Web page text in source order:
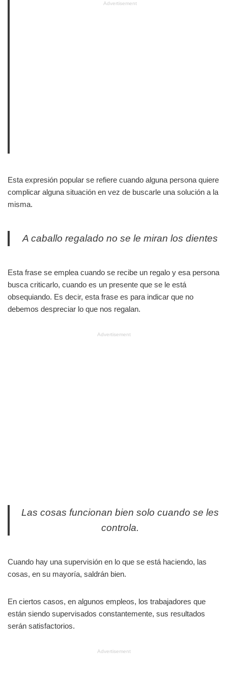
Advertisement
Esta expresión popular se refiere cuando alguna persona quiere
complicar alguna situación en vez de buscarle una solución a la
misma.
A caballo regalado no se le miran los dientes
Esta frase se emplea cuando se recibe un regalo y esa persona
busca criticarlo, cuando es un presente que se le está
obsequiando. Es decir, esta frase es para indicar que no
debemos despreciar lo que nos regalan.
Advertisement
Las cosas funcionan bien solo cuando se les
controla.
Cuando hay una supervisión en lo que se está haciendo, las
cosas, en su mayoría, saldrán bien.
En ciertos casos, en algunos empleos, los trabajadores que
están siendo supervisados constantemente, sus resultados
serán satisfactorios.
Advertisement